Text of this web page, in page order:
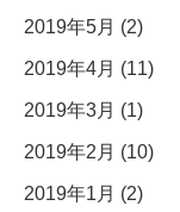
2019年5月 (2)
2019年4月 (11)
2019年3月 (1)
2019年2月 (10)
2019年1月 (2)